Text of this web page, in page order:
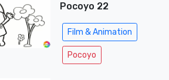
Pocoyo 22
Film & Animation
Pocoyo